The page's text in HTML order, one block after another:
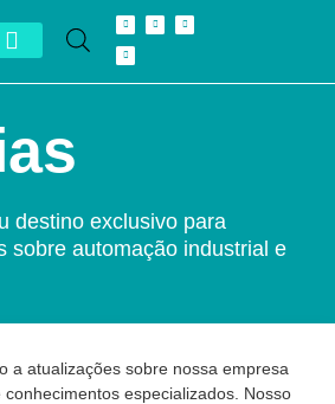
destino exclusivo para
sobre automação industrial e
a atualizações sobre nossa empresa
especializados. Nosso